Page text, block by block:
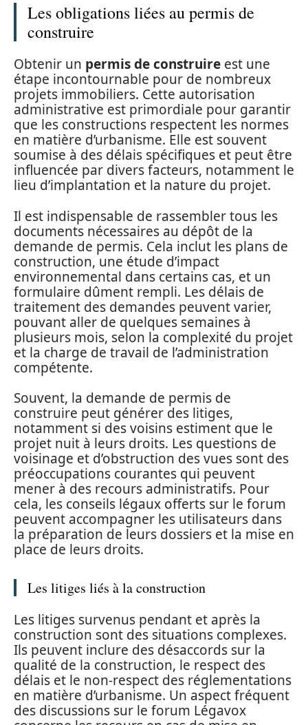
Les obligations liées au permis de
construire
Obtenir un permis de construire est une
étape incontournable pour de nombreux
projets immobiliers. Cette autorisation
administrative est primordiale pour garantir
que les constructions respectent les normes
en matière d’urbanisme. Elle est souvent
soumise à des délais spécifiques et peut être
influencée par divers facteurs, notamment le
lieu d’implantation et la nature du projet.
Il est indispensable de rassembler tous les
documents nécessaires au dépôt de la
demande de permis. Cela inclut les plans de
construction, une étude d’impact
environnemental dans certains cas, et un
formulaire dûment rempli. Les délais de
traitement des demandes peuvent varier,
pouvant aller de quelques semaines à
plusieurs mois, selon la complexité du projet
et la charge de travail de l’administration
compétente.
Souvent, la demande de permis de
construire peut générer des litiges,
notamment si des voisins estiment que le
projet nuit à leurs droits. Les questions de
voisinage et d’obstruction des vues sont des
préoccupations courantes qui peuvent
mener à des recours administratifs. Pour
cela, les conseils légaux offerts sur le forum
peuvent accompagner les utilisateurs dans
la préparation de leurs dossiers et la mise en
place de leurs droits.
Les litiges liés à la construction
Les litiges survenus pendant et après la
construction sont des situations complexes.
Ils peuvent inclure des désaccords sur la
qualité de la construction, le respect des
délais et le non-respect des réglementations
en matière d’urbanisme. Un aspect fréquent
des discussions sur le forum Légavox